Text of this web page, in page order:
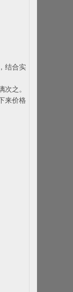
结合实
之。
来价格